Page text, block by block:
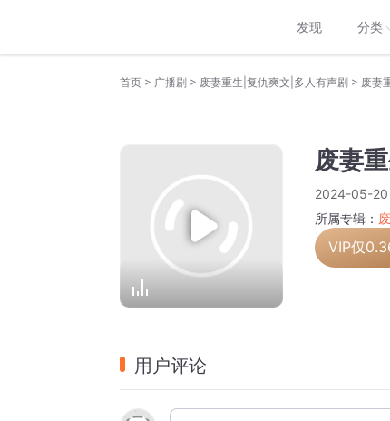
发现 分类
首页 > 广播剧 > 废妻重生|复仇爽文|多人有声剧 > 废妻
废妻
2024-05-20
所属专辑：
VIP仅
用户评论